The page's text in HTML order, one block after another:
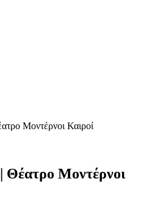
Μοντέρνοι Καιροί
Θέατρο Μοντέρνοι